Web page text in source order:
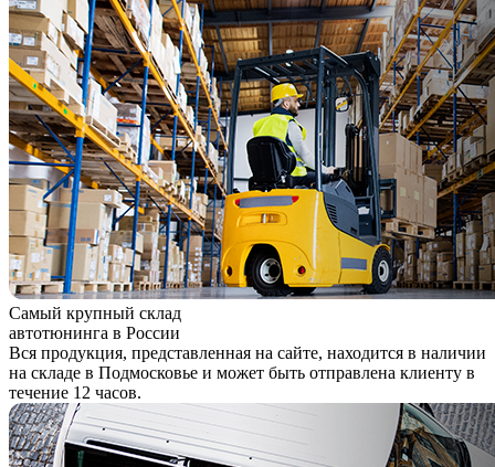
Самый крупный склад
автотюнинга в России
Вся продукция, представленная на сайте, находится в наличии
на складе в Подмосковье и может быть отправлена клиенту в
течение 12 часов.